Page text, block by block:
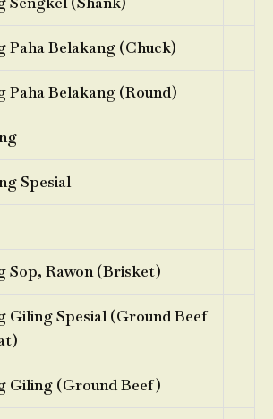
Paha Belakang (Chuck)
Paha Belakang (Round)
Spesial
Sop, Rawon (Brisket)
Giling Spesial (Ground Beef
Giling (Ground Beef)